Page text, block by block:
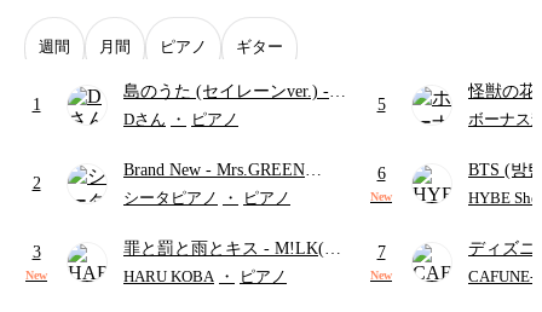
週間 月間 ピアノ ギター
1
島のうた (セイレーンver.) -
セイレーン(CV.鈴木みのり)
ード・ペダル付き/『映画ちい
かわ 人魚の島のひみつ』よ
Dさん ・ ピアノ
2
Brand New - Mrs.GREEN
APPLE
シータピアノ ・ ピアノ
3
New
罪と罰と雨とキス - M!LK(佐
野勇斗&吉田仁人)
HARU KOBA ・ ピアノ
5
怪獣の
ードパー
ボーナス
6
New
BTS (방
HYBE
7
New
ディズ
レー-
CAFUNE-